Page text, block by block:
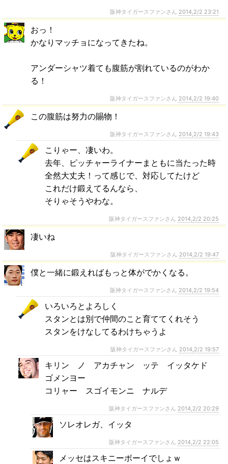
阪神タイガースファンさん 2014,2/2 23:21
おっ！
かなりマッチョになってきたね。
アンダーシャツ着ても腹筋が割れているのがわか
る！
阪神タイガースファンさん 2014,2/2 19:40
この腹筋は努力の賜物！
阪神タイガースファンさん 2014,2/2 19:43
こりゃー、凄いわ。
去年、ピッチャーライナーまともに当たった時
全然大丈夫！って感じで、対応してたけど
これだけ鍛えてるんなら、
そりゃそうやわな。
阪神タイガースファンさん 2014,2/2 20:25
凄いね
阪神タイガースファンさん 2014,2/2 19:47
僕と一緒に鍛えればもっと体がでかくなる。
阪神タイガースファンさん 2014,2/2 19:54
いろいろとよろしく
スタンとは別で仲間のこと育ててくれそう
スタンをけなしてるわけちゃうよ
阪神タイガースファンさん 2014,2/2 19:57
キリン ノ アカチャン ッテ イッタケド
ゴメンヨー
コリャー スゴイモンニ ナルデ
阪神タイガースファンさん 2014,2/2 20:29
ソレオレガ、イッタ
阪神タイガースファンさん 2014,2/2 22:05
メッセはスキニーボーイでしょｗ